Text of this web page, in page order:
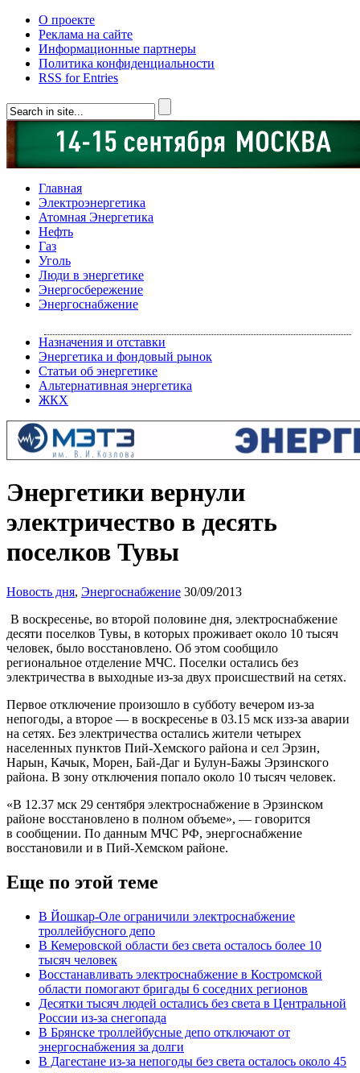
О проекте
Реклама на сайте
Информационные партнеры
Политика конфиденциальности
RSS for Entries
Главная
Электроэнергетика
Атомная Энергетика
Нефть
Газ
Уголь
Люди в энергетике
Энергосбережение
Энергоснабжение
Назначения и отставки
Энергетика и фондовый рынок
Статьи об энергетике
Альтернативная энергетика
ЖКХ
Энергетики вернули
электричество в десять
поселков Тувы
Новость дня, Энергоснабжение 30/09/2013
В воскресенье, во второй половине дня, электроснабжение
десяти поселков Тувы, в которых проживает около 10 тысяч
человек, было восстановлено. Об этом сообщило
региональное отделение МЧС. Поселки остались без
электричества в выходные из-за двух происшествий на сетях.
Первое отключение произошло в субботу вечером из-за
непогоды, а второе — в воскресенье в 03.15 мск изз-за аварии
на сетях. Без электричества остались жители четырех
населенных пунктов Пий-Хемского района и сел Эрзин,
Нарын, Качык, Морен, Бай-Даг и Булун-Бажы Эрзинского
района. В зону отключения попало около 10 тысяч человек.
«В 12.37 мск 29 сентября электроснабжение в Эрзинском
районе восстановлено в полном объеме», — говорится
в сообщении. По данным МЧС РФ, энергоснабжение
восстановили и в Пий-Хемском районе.
Еще по этой теме
В Йошкар-Оле ограничили электроснабжение
троллейбусного депо
В Кемеровской области без света осталось более 10
тысяч человек
Восстанавливать электроснабжение в Костромской
области помогают бригады 6 соседних регионов
Десятки тысяч людей остались без света в Центральной
России из-за снегопада
В Брянске троллейбусные депо отключают от
энергоснабжения за долги
В Дагестане из-за непогоды без света осталось около 45